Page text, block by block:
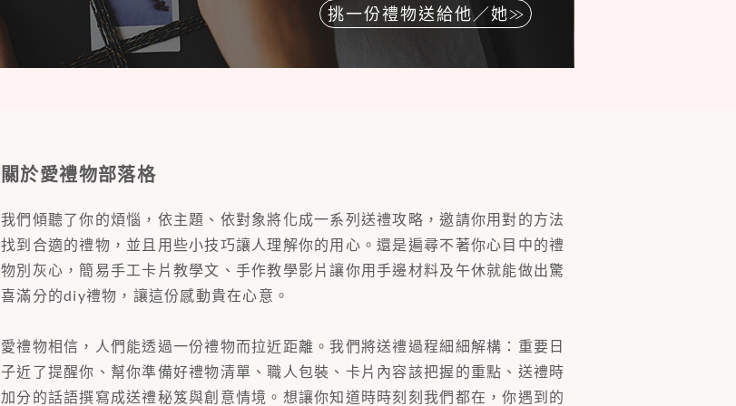
挑一份禮物送給他／她
關於愛禮物部落格
我們傾聽了你的煩惱，依主題、依對象將化成一系列送禮攻略，邀請你用對的方法
找到合適的禮物，並且用些小技巧讓人理解你的用心。還是遍尋不著你心目中的禮
物別灰心，簡易手工卡片教學文、手作教學影片讓你用手邊材料及午休就能做出驚
喜滿分的diy禮物，讓這份感動貴在心意。
愛禮物相信，人們能透過一份禮物而拉近距離。我們將送禮過程細細解構：重要日
子近了提醒你、幫你準備好禮物清單、職人包裝、卡片內容該把握的重點、送禮時
加分的話語撰寫成送禮秘笈與創意情境。想讓你知道時時刻刻我們都在，你遇到的